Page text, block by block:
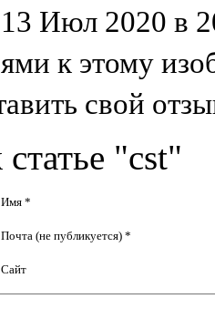
Июл 2020 в
к этому
свой
"cst"
Имя *
Почта (не публикуется) *
Сайт